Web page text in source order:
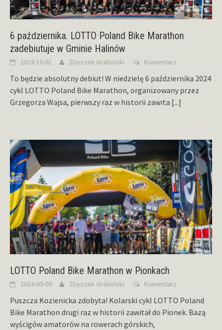
6 października. LOTTO Poland Bike Marathon
zadebiutuje w Gminie Halinów
2024-10-01 Zbyszek Grabiński Komentarz
To będzie absolutny debiut! W niedzielę 6 października 2024
cykl LOTTO Poland Bike Marathon, organizowany przez
Grzegorza Wajsa, pierwszy raz w historii zawita [...]
LOTTO Poland Bike Marathon w Pionkach
2024-09-09 Zbyszek Grabiński Komentarz
Puszcza Kozienicka zdobyta! Kolarski cykl LOTTO Poland
Bike Marathon drugi raz w historii zawitał do Pionek. Bazą
wyścigów amatorów na rowerach górskich,